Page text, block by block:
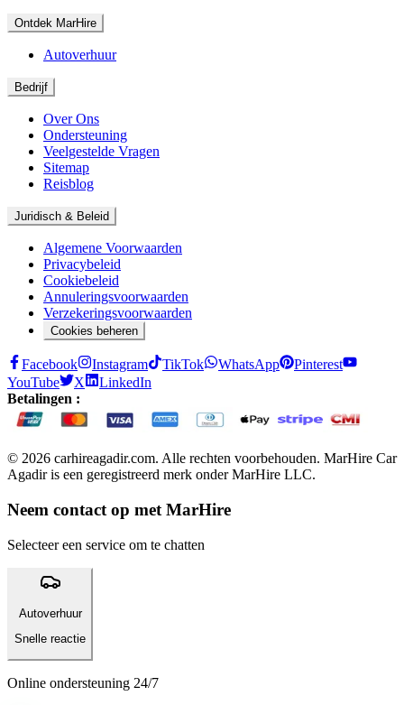
Ontdek MarHire
Autoverhuur
Bedrijf
Over Ons
Ondersteuning
Veelgestelde Vragen
Sitemap
Reisblog
Juridisch & Beleid
Algemene Voorwaarden
Privacybeleid
Cookiebeleid
Annuleringsvoorwaarden
Verzekeringsvoorwaarden
Cookies beheren
Facebook Instagram TikTok WhatsApp
Pinterest
YouTube
X
LinkedIn
Betalingen :
© 2026 carhireagadir.com. Alle rechten voorbehouden. MarHire Car
Agadir is een geregistreerd merk onder MarHire LLC.
Neem contact op met MarHire
Selecteer een service om te chatten
Autoverhuur
Snelle reactie
Online ondersteuning 24/7